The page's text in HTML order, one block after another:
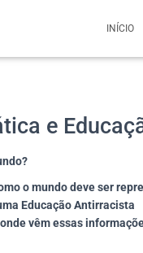
INÍCIO
e
o mundo deve ser
Educação Antirracista
vêm essas